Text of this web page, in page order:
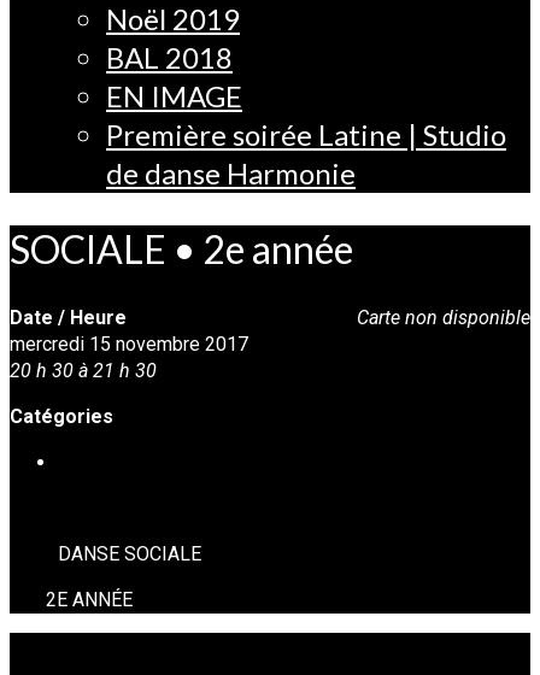
Noël 2019
BAL 2018
EN IMAGE
Première soirée Latine | Studio
de danse Harmonie
SOCIALE • 2e année
Carte non disponible
Date / Heure
mercredi 15 novembre 2017
20 h 30 à 21 h 30
Catégories
DANSE SOCIALE
2E ANNÉE